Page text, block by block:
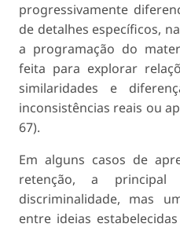
progressivamente
de detalhes específicos,
a programação do
feita para explorar
similaridades e
inconsistências reais ou
67).
Em alguns casos de
retenção, a
discriminalidade, mas
entre ideias